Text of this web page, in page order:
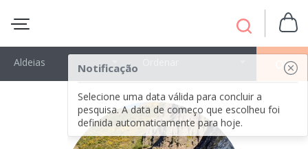
Notificação
Selecione uma data válida para concluir a
pesquisa. A data de começo que escolheu foi
definida automaticamente para hoje.
OK
Aldeias